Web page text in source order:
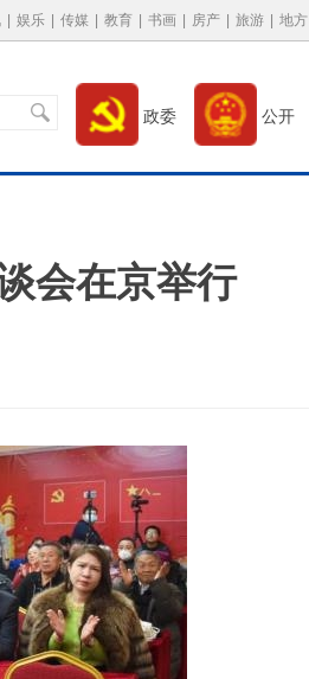
娱乐 传媒 教育 书画 房产 旅游 地方
政委 公开
会在京举行